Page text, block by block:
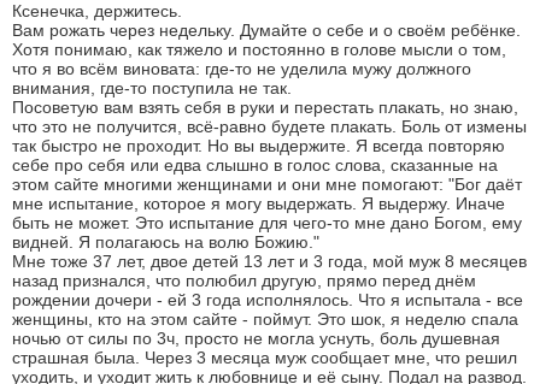
Ксенечка, держитесь.
Вам рожать через недельку. Думайте о себе и о своём ребёнке.
Хотя понимаю, как тяжело и постоянно в голове мысли о том,
что я во всём виновата: где-то не уделила мужу должного
внимания, где-то поступила не так.
Посоветую вам взять себя в руки и перестать плакать, но знаю,
что это не получится, всё-равно будете плакать. Боль от измены
так быстро не проходит. Но вы выдержите. Я всегда повторяю
себе про себя или едва слышно в голос слова, сказанные на
этом сайте многими женщинами и они мне помогают: "Бог даёт
мне испытание, которое я могу выдержать. Я выдержу. Иначе
быть не может. Это испытание для чего-то мне дано Богом, ему
видней. Я полагаюсь на волю Божию."
Мне тоже 37 лет, двое детей 13 лет и 3 года, мой муж 8 месяцев
назад признался, что полюбил другую, прямо перед днём
рождении дочери - ей 3 года исполнялось. Что я испытала - все
женщины, кто на этом сайте - поймут. Это шок, я неделю спала
ночью от силы по 3ч, просто не могла уснуть, боль душевная
страшная была. Через 3 месяца муж сообщает мне, что решил
уходить, и уходит жить к любовнице и её сыну. Подал на развод.